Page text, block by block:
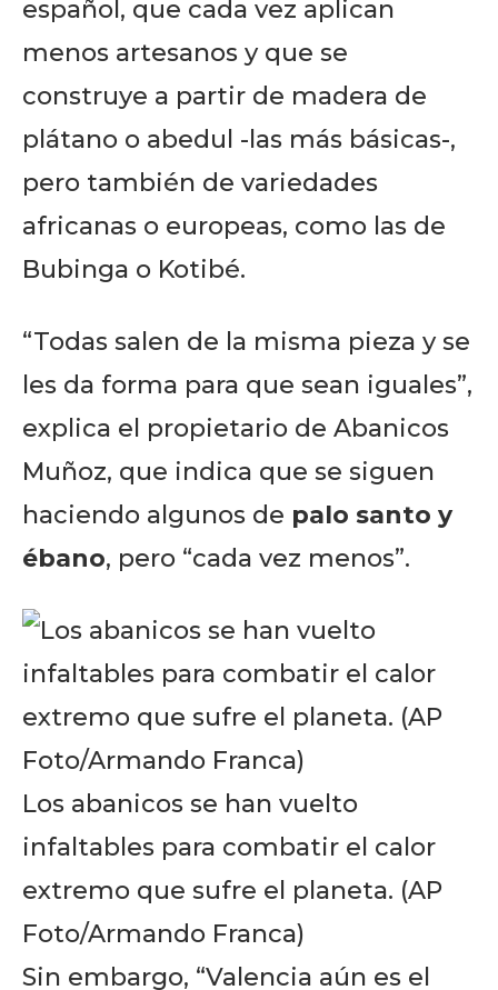
Don't miss
out!
Sing up for our newsletter
español, que cada vez aplican
menos artesanos y que se
construye a partir de madera de
plátano o abedul -las más básicas-,
pero también de variedades
africanas o europeas, como las de
Bubinga o Kotibé.
“Todas salen de la misma pieza y se
les da forma para que sean iguales”,
explica el propietario de Abanicos
Muñoz, que indica que se siguen
haciendo algunos de palo santo y
ébano, pero “cada vez menos”.
Los abanicos se han vuelto
infaltables para combatir el calor
extremo que sufre el planeta. (AP
Foto/Armando Franca)
Sin embargo, “Valencia aún es el